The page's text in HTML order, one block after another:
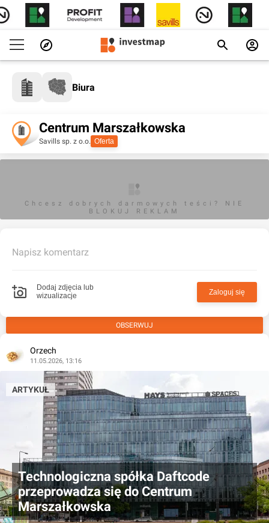
Biura
Centrum Marszałkowska
Savills sp. z o.o. Oferta
Chcesz dobrych darmowych teści? NIE
BLOKUJ REKLAM
Napisz komentarz
Dodaj zdjęcia lub
wizualizacje
Zaloguj się
OBSERWUJ
Orzech
11.05.2026, 13:16
Technologiczna spółka Daftcode
przeprowadza się do Centrum
Marszałkowska
ARTYKUŁ